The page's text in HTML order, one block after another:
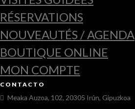
RÉSERVATIONS
NOUVEAUTÉS / AGENDA
BOUTIQUE ONLINE
MON COMPTE
CONTACTO
Meaka Auzoa, 102, 20305 Irún, Gipuzkoa